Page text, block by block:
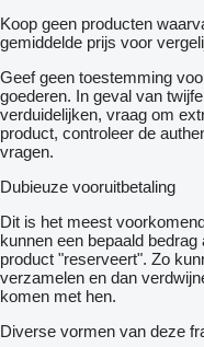
Koop geen producten
gemiddelde prijs voor
Geef geen toestemming
goederen. In geval van
verduidelijken, vraag om
product, controleer de
vragen.
Dubieuze vooruitbetaling
Dit is het meest
kunnen een bepaald
product "reserveert". Zo
verzamelen en dan
komen met hen.
Diverse vormen van deze